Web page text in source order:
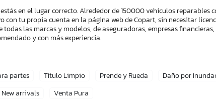
en el lugar correcto. Alrededor de 150000 vehículos
tu propia cuenta en la página web de Copart, sin necesitar
las marcas y modelos, de aseguradoras, empresas
y con más experiencia.
partes Título Limpio Prende y Rueda Daño por
New arrivals Venta Pura